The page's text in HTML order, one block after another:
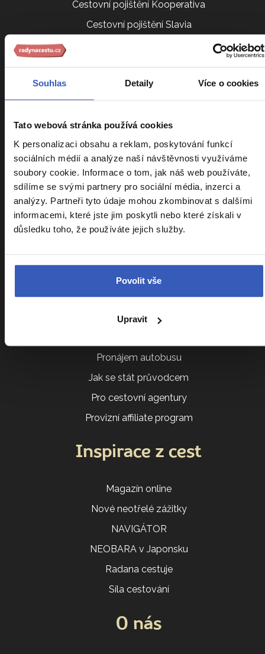
Souhlas Detaily Více o cookies
Tato webová stránka používá cookies
K personalizaci obsahu a reklam, poskytování funkcí
sociálních médií a analýze naší návštěvnosti využíváme
soubory cookie. Informace o tom, jak náš web používáte,
sdílíme se svými partnery pro sociální média, inzerci a
analýzy. Partneři tyto údaje mohou zkombinovat s dalšími
informacemi, které jste jim poskytli nebo které získali v
důsledku toho, že používáte jejich služby.
Povolit vše
Upravit
Cestovní pojištění Kooperativa
Cestovní pojištění Slavia
Srovnání zájezdů
Náročnost zájezdů
Parkování na letišti
VIP vyzvednutí u domu
Cestovatelský klub
Ptáte se nás
Všeobecné obchodní podmínky
Akce a besedy
Darujte zájezd
E-shop
Pronájem autobusu
Jak se stát průvodcem
Pro cestovní agentury
Provizní affiliate program
Inspirace z cest
Magazín online
Nové neotřelé zážitky
NAVIGÁTOR
NEOBARA v Japonsku
Radana cestuje
Síla cestování
O nás